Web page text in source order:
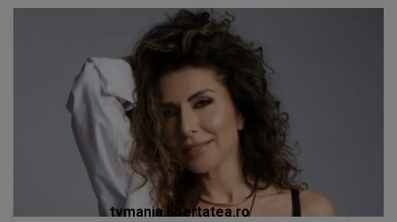
tvmania.libertatea.ro